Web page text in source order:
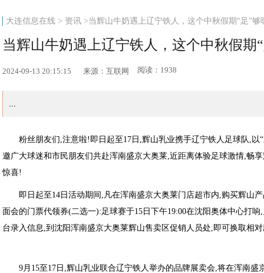
大连信息在线 > 资讯 >当辉山牛奶遇上辽宁铁人，这个中秋假期“足”够
当辉山牛奶遇上辽宁铁人，这个中秋假期
2024-09-13 20:15:15 来源：互联网 阅读：1938
...
粉丝朋友们,注意啦!即日起至17日,辉山乳业携手辽宁铁人足球队,
邀广大球迷和市民朋友们共赴浑南盛京大奥莱,近距离体验足球激情,畅
惊喜!
即日起至14日活动期间,凡在浑南盛京大奥莱门店超市内,购买辉山
面会的门票代领券(二选一):足球赛于15日下午19:00在沈阳奥体中心打
台录入信息,到沈阳浑南盛京大奥莱辉山售卖区促销人员处,即可换取相
9月15至17日,辉山乳业联合辽宁铁人举办的品牌展卖会,将在浑南